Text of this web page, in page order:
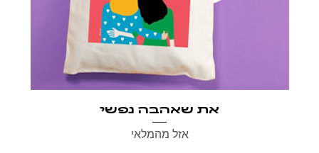
את שאהבה נפשי
אזל מהמלאי